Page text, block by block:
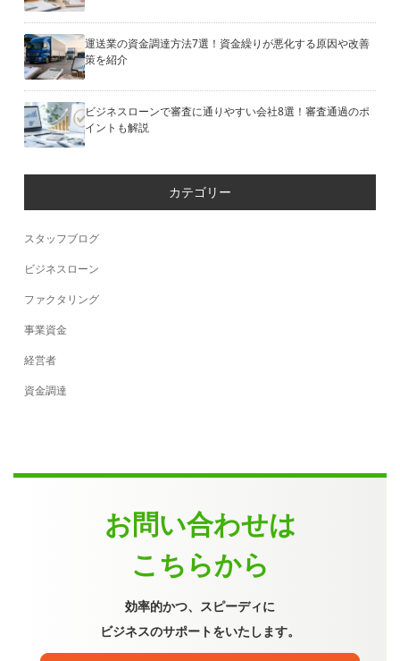
運送業の資金調達方法7選！資金繰りが悪化する原因や改善
策を紹介
ビジネスローンで審査に通りやすい会社8選！審査通過のポ
イントも解説
カテゴリー
スタッフブログ
ビジネスローン
ファクタリング
事業資金
経営者
資金調達
お問い合わせは
こちらから
効率的かつ、スピーディに
ビジネスのサポートをいたします。